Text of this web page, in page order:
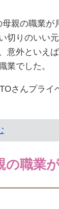
母親の職業が
切りのいい
意外といえ
業でした。
さんプライ
の職業